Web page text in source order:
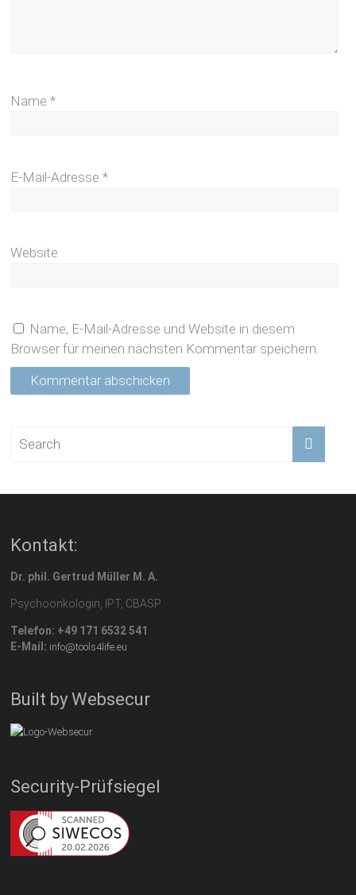
Name*
E-Mail-Adresse*
Website
Name, E-Mail-Adresse und Website in diesem
Browser für meinen nächsten Kommentar speichern.
Kontakt:
Dr. phil. Gertrud Müller M. A.
Psychoonkologin, IPT, CBASP
Telefon: +49 171 6532 541
E-Mail: info@tools4life.eu
Built by Websecur
Security-Prüfsiegel